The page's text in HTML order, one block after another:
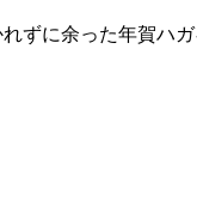
ずに余った年賀ハ